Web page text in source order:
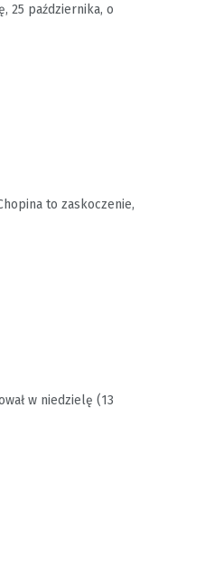
25 października, o
to zaskoczenie,
w niedzielę (13